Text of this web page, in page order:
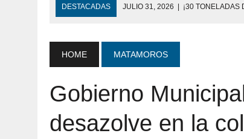
DESTACADAS JULIO 31, 2026 | ¡30 TONELADAS
JULIO 30, 2026 | 💧🚰 ¡AGUA PARA LA COMUNIDAD!
JULIO 30, 2026 ¡TRABAJO EN EQUIPO Y
JULIO 30, 2026 TAMAULIPAS TE INVITA A
HOME MATAMOROS
Gobierno
desazolve en la